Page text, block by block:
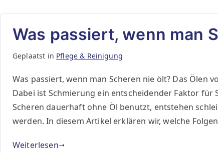
Was passiert, wenn man
Geplaatst in Pflege & Reinigung
Was passiert, wenn man Scheren nie ölt? Das Ölen
Dabei ist Schmierung ein entscheidender Faktor für
Scheren dauerhaft ohne Öl benutzt, entstehen
werden. In diesem Artikel erklären wir, welche
Weiterlesen